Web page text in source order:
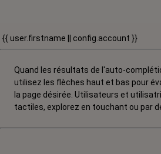
{{ user.firstname || config.account }}
Quand les résultats de l'auto-
utilisez les flèches haut et bas pour
la page désirée. Utilisateurs et
tactiles, explorez en touchant ou par